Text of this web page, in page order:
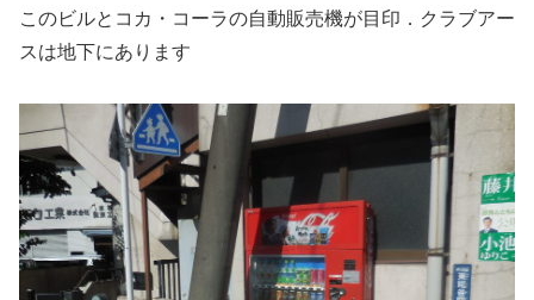
このビルとコカ・コーラの自動販売機が目印．クラブアー
スは地下にあります